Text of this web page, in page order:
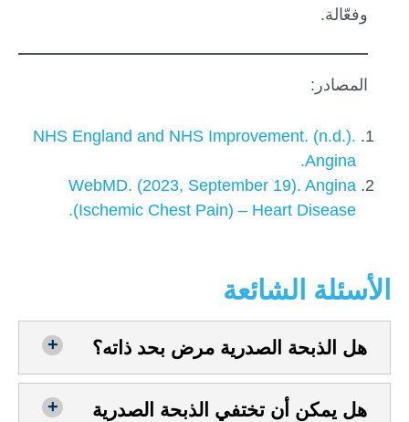
وفعّالة.
المصادر:
NHS England and NHS Improvement. (n.d.).
Angina.
WebMD. (2023, September 19). Angina
(Ischemic Chest Pain) – Heart Disease.
الأسئلة الشائعة
هل الذبحة الصدرية مرض بحد ذاته؟
هل يمكن أن تختفي الذبحة الصدرية